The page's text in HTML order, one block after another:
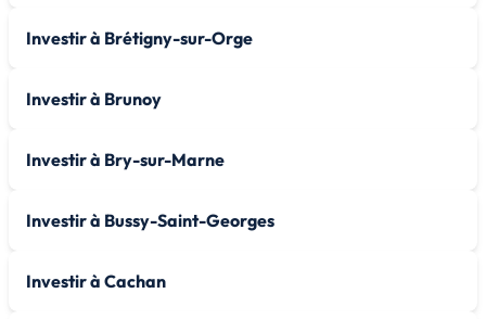
Investir à Brétigny-sur-Orge
Investir à Brunoy
Investir à Bry-sur-Marne
Investir à Bussy-Saint-Georges
Investir à Cachan